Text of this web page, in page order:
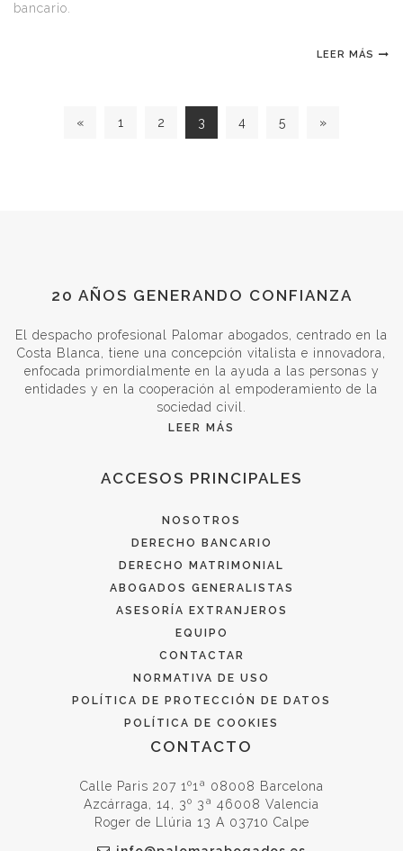
bancario.
LEER MÁS
« 1 2 3 4 5 »
20 AÑOS GENERANDO CONFIANZA
El despacho profesional Palomar abogados, centrado en la
Costa Blanca, tiene una concepción vitalista e innovadora,
enfocada primordialmente en la ayuda a las personas y
entidades y en la cooperación al empoderamiento de la
sociedad civil.
LEER MÁS
ACCESOS PRINCIPALES
NOSOTROS
DERECHO BANCARIO
DERECHO MATRIMONIAL
ABOGADOS GENERALISTAS
ASESORÍA EXTRANJEROS
EQUIPO
CONTACTAR
NORMATIVA DE USO
POLÍTICA DE PROTECCIÓN DE DATOS
POLÍTICA DE COOKIES
CONTACTO
Calle Paris 207 1º1ª 08008 Barcelona
Azcárraga, 14, 3º 3ª 46008 Valencia
Roger de Llúria 13 A 03710 Calpe